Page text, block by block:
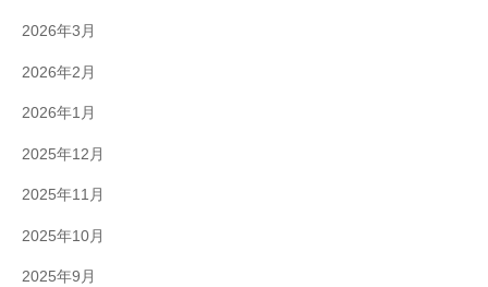
2026年3月
2026年2月
2026年1月
2025年12月
2025年11月
2025年10月
2025年9月